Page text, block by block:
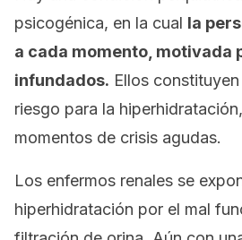
psicogénica, en la cual la
a cada momento, motivada
infundados. Ellos
riesgo para la
momentos de crisis agudas.
Los enfermos renales se
hiperhidratación por el mal